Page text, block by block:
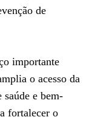
de
importante
o acesso da
saúde e bem-
fortalecer o